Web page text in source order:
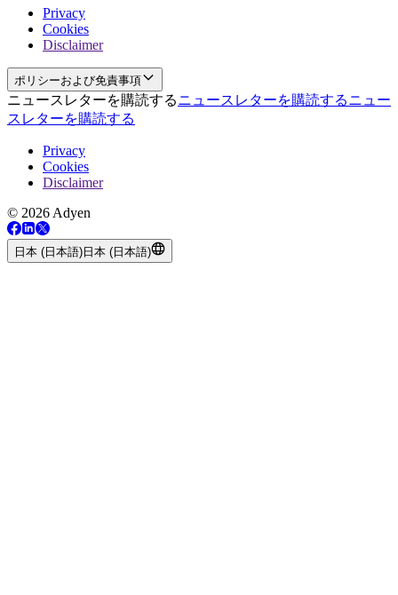
Privacy
Cookies
Disclaimer
ポリシーおよび免責事項
ニュースレターを購読するニュースレターを購読するニュー
スレターを購読する
Privacy
Cookies
Disclaimer
© 2026 Adyen
日本 (日本語) 日本 (日本語)